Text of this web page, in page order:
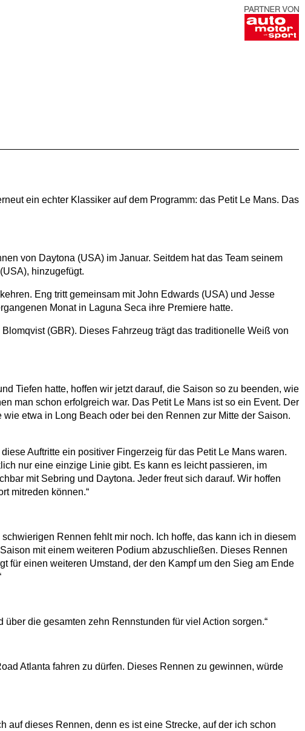
ein echter Klassiker auf dem Programm: das Petit Le Mans. Das
von Daytona (USA) im Januar. Seitdem hat das Team seinem
hinzugefügt.
Eng tritt gemeinsam mit John Edwards (USA) und Jesse
Monat in Laguna Seca ihre Premiere hatte.
(GBR). Dieses Fahrzeug trägt das traditionelle Weiß von
Tiefen hatte, hoffen wir jetzt darauf, die Saison so zu beenden, wie
man schon erfolgreich war. Das Petit Le Mans ist so ein Event. Der
etwa in Long Beach oder bei den Rennen zur Mitte der Saison.
Auftritte ein positiver Fingerzeig für das Petit Le Mans waren.
nur eine einzige Linie gibt. Es kann es leicht passieren, im
mit Sebring und Daytona. Jeder freut sich darauf. Wir hoffen
mitreden können.“
Rennen fehlt mir noch. Ich hoffe, das kann ich in diesem
mit einem weiteren Podium abzuschließen. Dieses Rennen
für einen weiteren Umstand, der den Kampf um den Sieg am Ende
die gesamten zehn Rennstunden für viel Action sorgen.“
Atlanta fahren zu dürfen. Dieses Rennen zu gewinnen, würde
auf dieses Rennen, denn es ist eine Strecke, auf der ich schon